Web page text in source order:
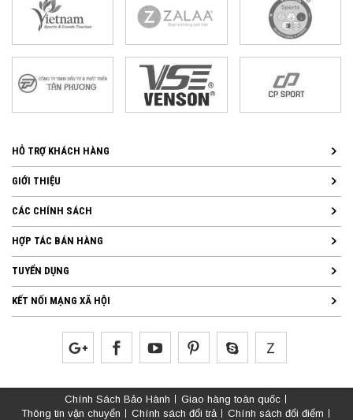
HỖ TRỢ KHÁCH HÀNG
GIỚI THIỆU
CÁC CHÍNH SÁCH
HỢP TÁC BÁN HÀNG
TUYỂN DỤNG
KẾT NỐI MẠNG XÃ HỘI
Chính Sách Bảo Hành
Giao hàng toàn quốc
Thông tin vận chuyển
Chính sách đổi trả
Chính sách đổi điểm